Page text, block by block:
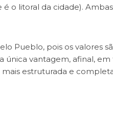
o litoral da cidade).
Pueblo, pois os valores
única vantagem, afinal,
estruturada e